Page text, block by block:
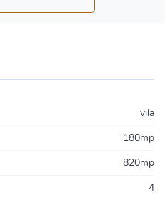
vila
180mp
820mp
4